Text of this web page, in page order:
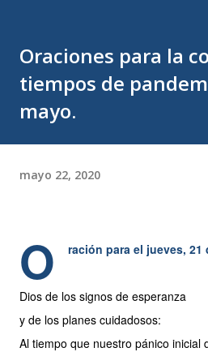
Oraciones para la
tiempos de
mayo.
mayo 22, 2020
O ración para el jueves, 21
Dios de los signos de esperanza
y de los planes cuidadosos:
Al tiempo que nuestro pánico inicial